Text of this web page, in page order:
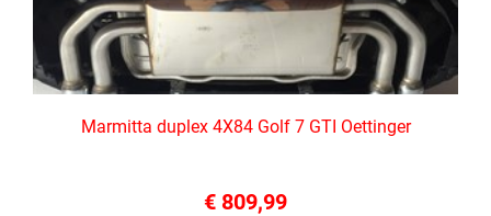
Marmitta duplex 4X84 Golf 7 GTI Oettinger
€ 809,99